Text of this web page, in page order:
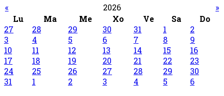
« 2026
»
Lu
Ma Me Xo Ve Sa
Do
27
28 29 30 31 1
2
3
4 5 6 7 8
9
10
11 12 13 14 15
16
17
18 19 20 21 22
23
24
25 26 27 28 29
30
31
1 2 3 4 5 6